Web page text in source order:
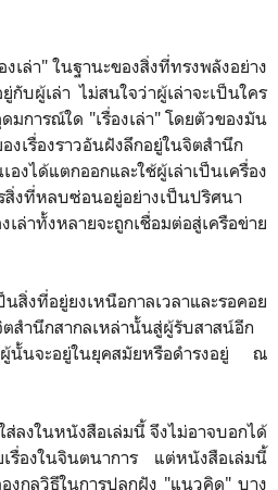
เล่า" ในฐานะของสิ่งที่ทรงพลังอย่าง
กับผู้เล่า ไม่สนใจว่าผู้เล่าจะเป็นใคร
การณ์ใด "เรื่องเล่า" โดยตัวของมัน
งเรื่องราวอันฝังลึกอยู่ในจิตสำนึก
ได้แตกออกและใช้ผู้เล่าเป็นเครื่อง
สิ่งที่หลบซ่อนอยู่อย่างเป็นปริศนา
ล่าทั้งหลายจะถูกเชื่อมต่อสู่เครือข่าย
สิ่งที่อยู่ยงเหนือกาลเวลาและรอคอย
สำนึกสากลเหล่านั้นสู่ผู้รับสาสน์อีก
นจะอยู่ในยุคสมัยหรือดำรงอยู่ ณ
ลงในหนังสือเล่มนี้ จึงไม่อาจบอกได้
รื่องในจินตนาการ แต่หนังสือเล่มนี้
งกลวิธีในการปลูกฝัง "แนวคิด" บาง